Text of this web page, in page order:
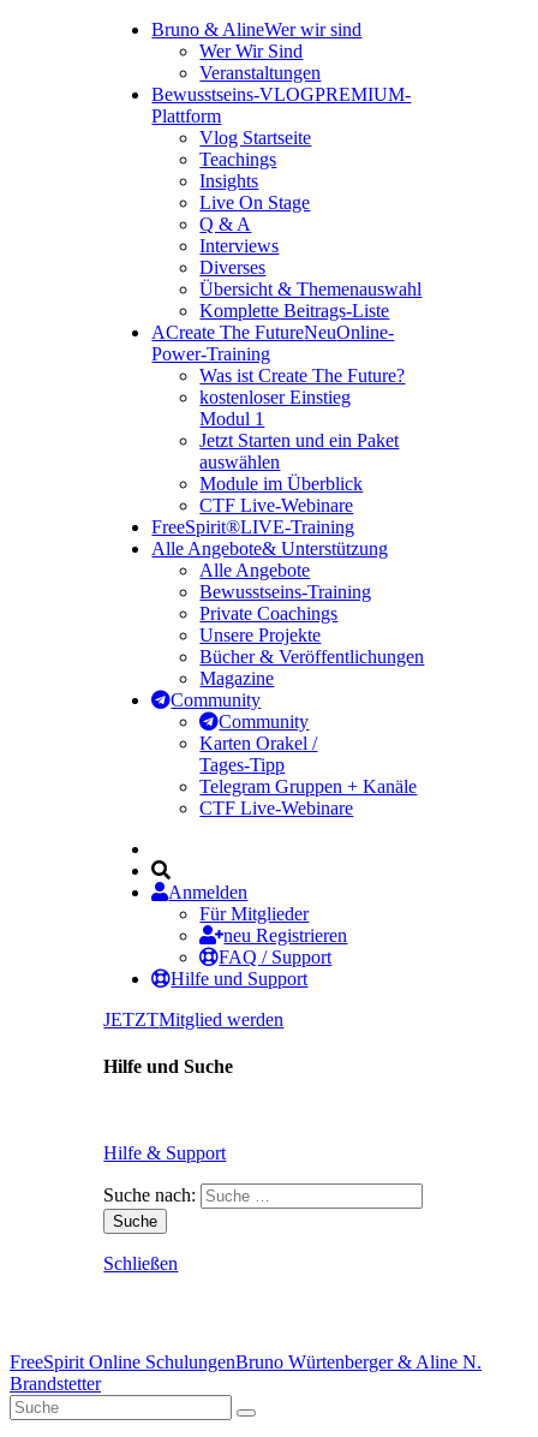
Bruno & AlineWer wir sind
Wer Wir Sind
Veranstaltungen
Bewusstseins-VLOGPREMIUM-
Plattform
Vlog Startseite
Teachings
Insights
Live On Stage
Q & A
Interviews
Diverses
Übersicht & Themenauswahl
Komplette Beitrags-Liste
ACreate The FutureNeuOnline-
Power-Training
Was ist Create The Future?
kostenloser Einstieg
Modul 1
Jetzt Starten und ein Paket
auswählen
Module im Überblick
CTF Live-Webinare
FreeSpirit®LIVE-Training
Alle Angebote& Unterstützung
Alle Angebote
Bewusstseins-Training
Private Coachings
Unsere Projekte
Bücher & Veröffentlichungen
Magazine
Community
Community
Karten Orakel /
Tages-Tipp
Telegram Gruppen + Kanäle
CTF Live-Webinare
Anmelden
Für Mitglieder
neu Registrieren
FAQ / Support
Hilfe und Support
JETZTMitglied werden
Hilfe und Suche
Hilfe & Support
Suche nach:
Schließen
FreeSpirit Online SchulungenBruno Würtenberger & Aline N.
Brandstetter